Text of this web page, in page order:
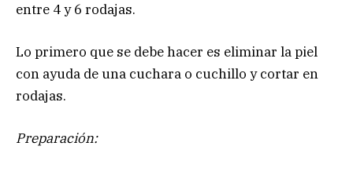
entre 4 y 6 rodajas.
Lo primero que se debe hacer es eliminar la piel
con ayuda de una cuchara o cuchillo y cortar en
rodajas.
Preparación: